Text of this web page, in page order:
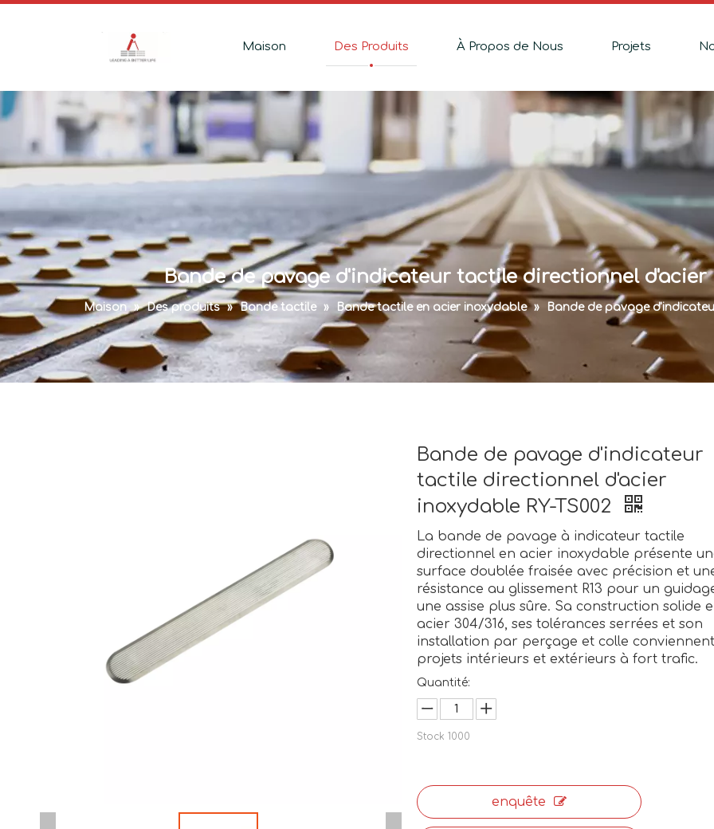
Maison Des Produits À Propos de Nous Projets
Bande de pavage d'indicateur tactile directionnel d'acier
Maison » Des produits » Bande tactile » Bande tactile en acier inoxydable » Bande de pavage
Bande de pavage d'indicateur
tactile directionnel d'acier
inoxydable RY-TS002
La bande de pavage à indicateur tactile
directionnel en acier inoxydable présente
surface doublée fraisée avec précision et
résistance au glissement R13 pour un
une assise plus sûre. Sa construction solide
acier 304/316, ses tolérances serrées et son
installation par perçage et colle
projets intérieurs et extérieurs à fort trafic.
Quantité:
Stock 1000
enquête